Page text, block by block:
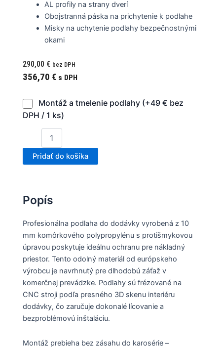
AL profily na strany dverí
Obojstranná páska na prichytenie k podlahe
Misky na uchytenie podlahy bezpečnostnými
okami
290,00 € bez DPH
356,70 € s DPH
Montáž a tmelenie podlahy (+49 € bez
DPH / 1 ks)
Pridať do košíka
Popís
Profesionálna podlaha do dodávky vyrobená z 10
mm komôrkového polypropylénu s protišmykovou
úpravou poskytuje ideálnu ochranu pre nákladný
priestor. Tento odolný materiál od európskeho
výrobcu je navrhnutý pre dlhodobú záťaž v
komerčnej prevádzke. Podlahy sú frézované na
CNC stroji podľa presného 3D skenu interiéru
dodávky, čo zaručuje dokonalé lícovanie a
bezproblémovú inštaláciu.
Montáž prebieha bez zásahu do karosérie –